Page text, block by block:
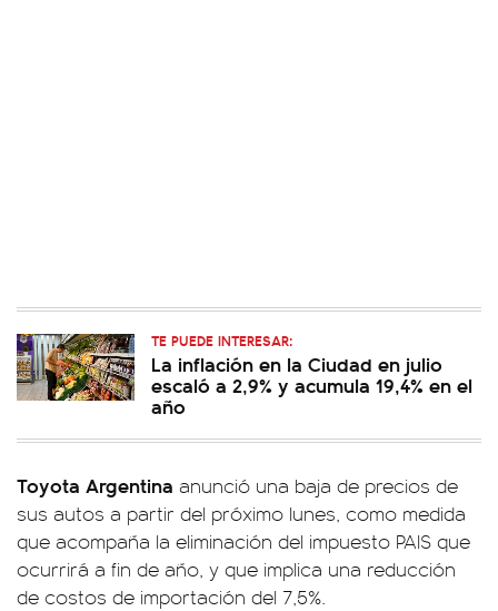
TE PUEDE INTERESAR:
La inflación en la Ciudad en julio
escaló a 2,9% y acumula 19,4% en el
año
Toyota Argentina anunció una baja de precios de
sus autos a partir del próximo lunes, como medida
que acompaña la eliminación del impuesto PAIS que
ocurrirá a fin de año, y que implica una reducción
de costos de importación del 7,5%.